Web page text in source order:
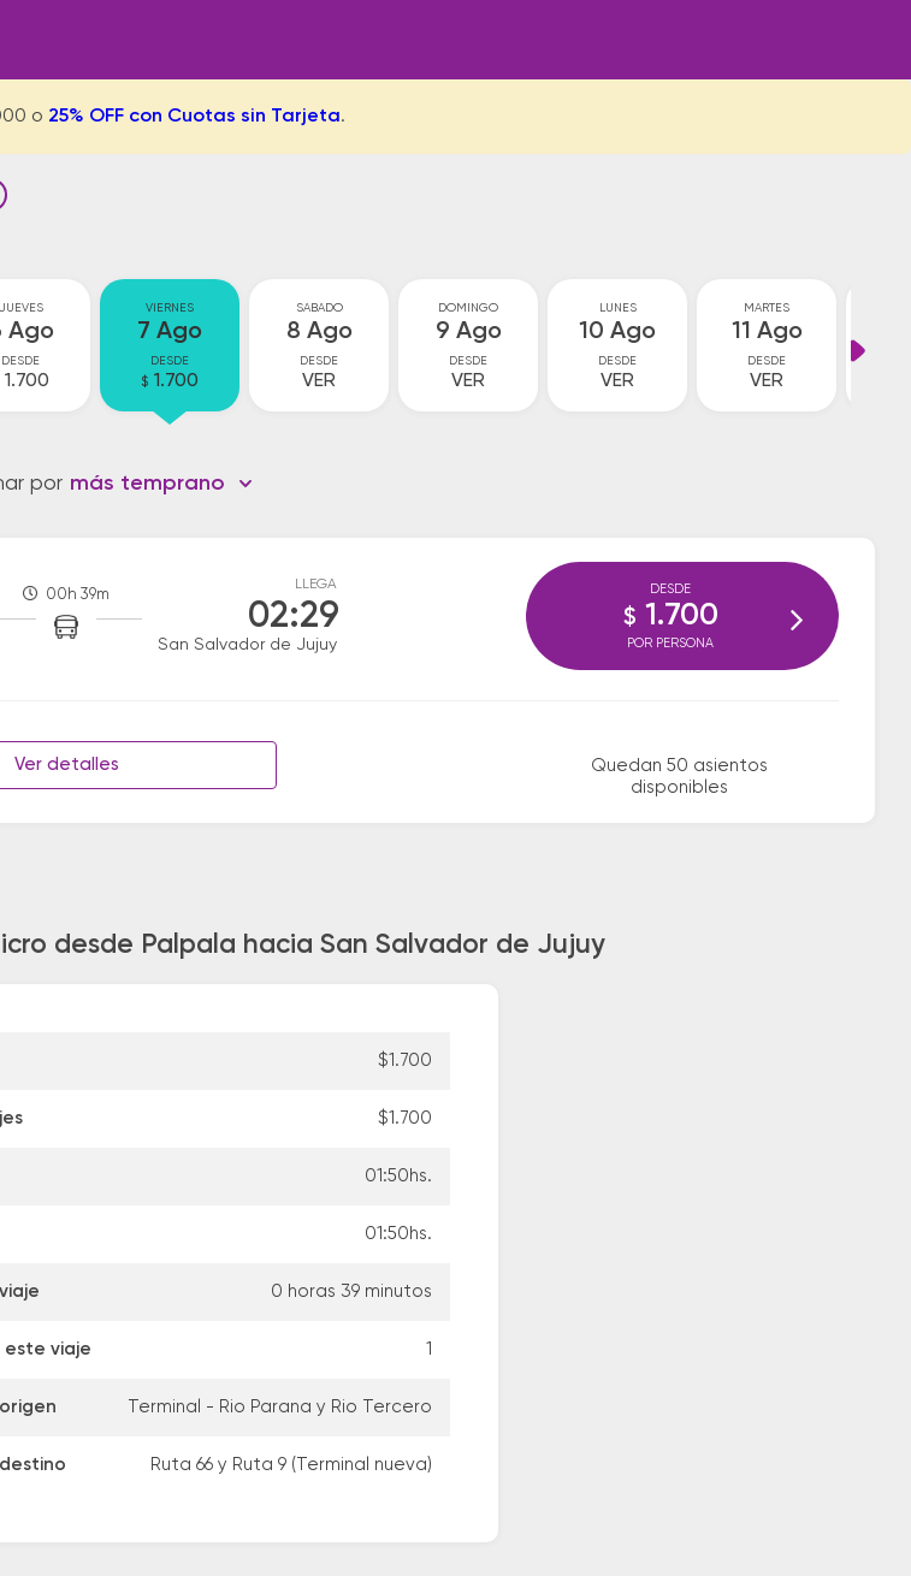
o 25% OFF con Cuotas sin Tarjeta.
JUEVES
Ago
DESDE
1.700
VIERNES
7 Ago
DESDE
$ 1.700
SABADO
8 Ago
DESDE
VER
DOMINGO
9 Ago
DESDE
VER
LUNES
10 Ago
DESDE
VER
MARTES
11 Ago
DESDE
VER
por más temprano
00h 39m
LLEGA
02:29
San Salvador de Jujuy
Ver detalles
Quedan 50 asientos
disponibles
DESDE
$ 1.700
POR PERSONA
desde Palpala hacia San Salvador de Jujuy
$1.700
$1.700
01:50hs.
01:50hs.
0 horas 39 minutos
viaje 1
Terminal - Rio Parana y Rio Tercero
Ruta 66 y Ruta 9 (Terminal nueva)